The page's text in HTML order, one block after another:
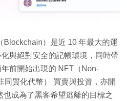
Blockchain）是近 10 年最大的運
與絕對安全的記帳環境，同時帶
前開始出現的 NFT（Non-
同質化代幣） 買賣與投資，亦開
成為了黑客希望逃離的目標之